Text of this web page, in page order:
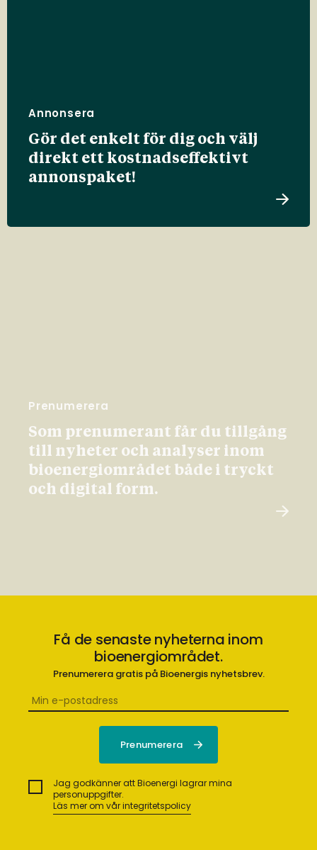
Annonsera
Gör det enkelt för dig och välj
direkt ett kostnadseffektivt
annonspaket!
Prenumerera
Som prenumerant får du tillgång
till nyheter och analyser inom
bioenergiområdet både i tryckt
och digital form.
Få de senaste nyheterna inom
bioenergiområdet.
Prenumerera gratis på Bioenergis nyhetsbrev.
Jag godkänner att Bioenergi lagrar mina
personuppgifter.
Läs mer om vår integritetspolicy